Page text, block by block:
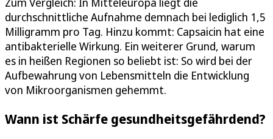
durchschnittliche Aufnahme demnach bei lediglich 1,5
Milligramm pro Tag. Hinzu kommt: Capsaicin hat eine
antibakterielle Wirkung. Ein weiterer Grund, warum
es in heißen Regionen so beliebt ist: So wird bei der
Aufbewahrung von Lebensmitteln die Entwicklung
von Mikroorganismen gehemmt.
Wann ist Schärfe gesundheitsgefährdend?